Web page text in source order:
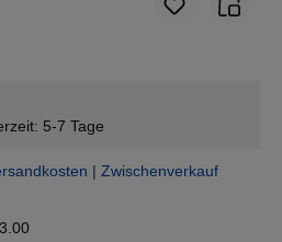
5-7 Tage
| Zwischenverkauf